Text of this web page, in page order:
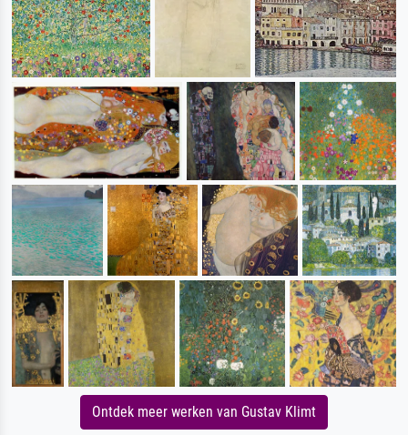
Ontdek meer werken van Gustav Klimt